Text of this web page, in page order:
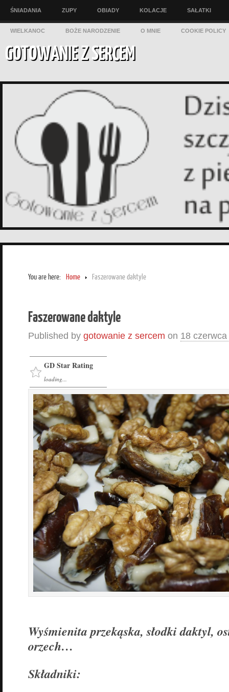
ŚNIADANIA ZUPY OBIADY KOLACJE SAŁATKI
WIELKANOC BOŻE NARODZENIE O MNIE COOKIE POLICY
GOTOWANIE Z SERCEM
You are here: Home Faszerowane daktyle
Faszerowane daktyle
Published by gotowanie z sercem on 18
GD Star Rating
loading...
Wyśmienita przekąska, słodki daktyl,
orzech…
Składniki: